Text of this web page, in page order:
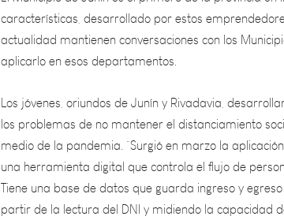
aplicarlo en esos departamentos.
Los jóvenes, oriundos de Junín y Rivadavia,
los problemas de no mantener el distanciamiento
medio de la pandemia. “Surgió en marzo la
una herramienta digital que controla el flujo de
Tiene una base de datos que guarda ingreso y
partir de la lectura del DNI y midiendo la
Además, de forma manual se ingresa el número